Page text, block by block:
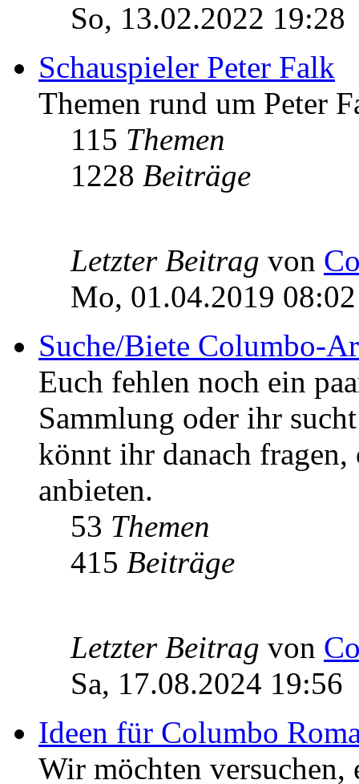
So, 13.02.2022 19:28
Schauspieler Peter Falk
Themen rund um Peter
115 Themen
1228 Beiträge
Letzter Beitrag von
Mo, 01.04.2019 08:02
Suche/Biete Columbo-
Euch fehlen noch ein
Sammlung oder ihr
könnt ihr danach
anbieten.
53 Themen
415 Beiträge
Letzter Beitrag von
Sa, 17.08.2024 19:56
Ideen für Columbo
Wir möchten